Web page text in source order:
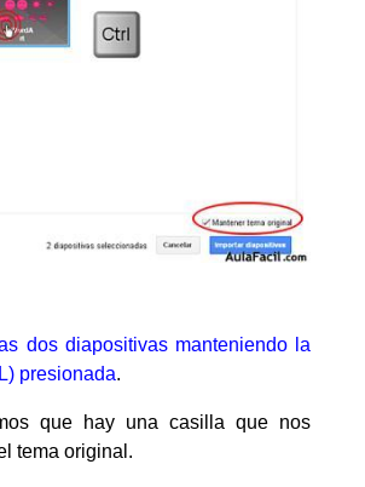
dos diapositivas manteniendo la
presionada.
que hay una casilla que nos
tema original.